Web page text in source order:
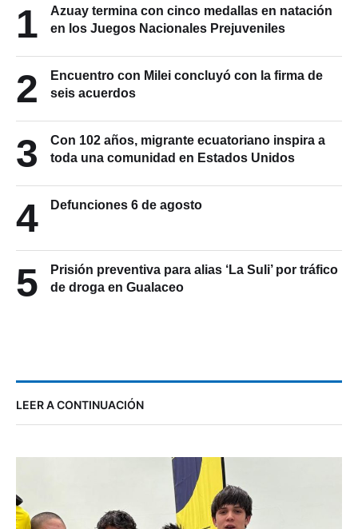
1
Azuay termina con cinco medallas en natación
en los Juegos Nacionales Prejuveniles
2
Encuentro con Milei concluyó con la firma de
seis acuerdos
3
Con 102 años, migrante ecuatoriano inspira a
toda una comunidad en Estados Unidos
4 Defunciones 6 de agosto
5
Prisión preventiva para alias ‘La Suli’ por tráfico
de droga en Gualaceo
LEER A CONTINUACIÓN